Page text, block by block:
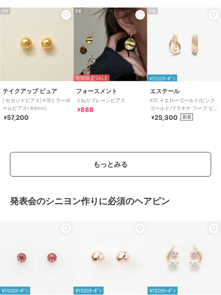
PR
テイクアップ ピュア
[ セカンドピアス] K18ミラーボ
ールピアス( Φ4mm)
¥57,200
PR
期間限定SALE
フォースメント
うねりプレーンピアス
¥888
PR
¥1500ｸｰﾎﾟﾝ
エステール
K10 イエローゴールド/ピンク
ゴールド/プラチナ フープ ピア
ス
¥25,300 新着
もっとみる
発表会のシニヨン作りに必須のヘアピン
¥1500ｸｰﾎﾟﾝ ¥1500ｸｰﾎﾟﾝ ¥1500ｸｰﾎﾟﾝ